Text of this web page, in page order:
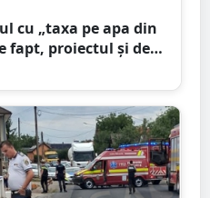
cu „taxa pe apa din
fapt, proiectul și de